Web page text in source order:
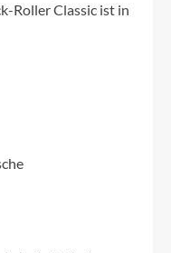
Roller Classic ist in